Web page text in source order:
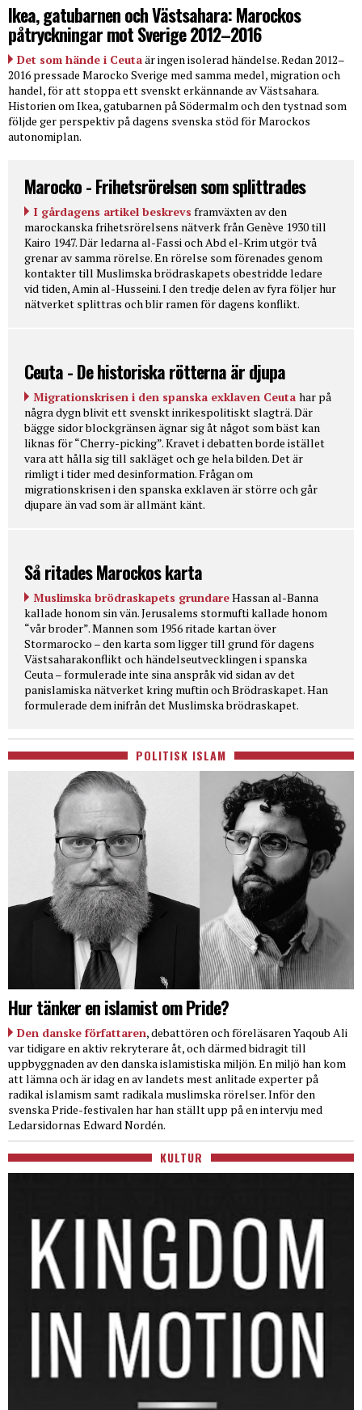
Ikea, gatubarnen och Västsahara: Marockos
påtryckningar mot Sverige 2012–2016
Det som hände i Ceutaär ingen isolerad händelse. Redan 2012–
2016 pressade Marocko Sverige med samma medel, migration och
handel, för att stoppa ett svenskt erkännande av Västsahara.
Historien om Ikea, gatubarnen på Södermalm och den tystnad som
följde ger perspektiv på dagens svenska stöd för Marockos
autonomiplan.
Marocko - Frihetsrörelsen som splittrades
I gårdagens artikel beskrevs framväxten av den
marockanska frihetsrörelsens nätverk från Genève 1930 till
Kairo 1947. Där ledarna al-Fassi och Abd el-Krim utgör två
grenar av samma rörelse. En rörelse som förenades genom
kontakter till Muslimska brödraskapets obestridde ledare
vid tiden, Amin al-Husseini. I den tredje delen av fyra följer hur
nätverket splittras och blir ramen för dagens konflikt.
Ceuta - De historiska rötterna är djupa
Migrationskrisen i den spanska exklaven Ceuta har på
några dygn blivit ett svenskt inrikespolitiskt slagträ. Där
bägge sidor blockgränsen ägnar sig åt något som bäst kan
liknas för “Cherry-picking”. Kravet i debatten borde istället
vara att hålla sig till sakläget och ge hela bilden. Det är
rimligt i tider med desinformation. Frågan om
migrationskrisen i den spanska exklaven är större och går
djupare än vad som är allmänt känt.
Så ritades Marockos karta
Muslimska brödraskapets grundareHassan al-Banna
kallade honom sin vän. Jerusalems stormufti kallade honom
“vår broder”. Mannen som 1956 ritade kartan över
Stormarocko – den karta som ligger till grund för dagens
Västsaharakonflikt och händelseutvecklingen i spanska
Ceuta – formulerade inte sina anspråk vid sidan av det
panislamiska nätverket kring muftin och Brödraskapet. Han
formulerade dem inifrån det Muslimska brödraskapet.
POLITISK ISLAM
Hur tänker en islamist om Pride?
Den danske författaren, debattören och föreläsaren Yaqoub Ali
var tidigare en aktiv rekryterare åt, och därmed bidragit till
uppbyggnaden av den danska islamistiska miljön. En miljö han kom
att lämna och är idag en av landets mest anlitade experter på
radikal islamism samt radikala muslimska rörelser. Inför den
svenska Pride-festivalen har han ställt upp på en intervju med
Ledarsidornas Edward Nordén.
KULTUR